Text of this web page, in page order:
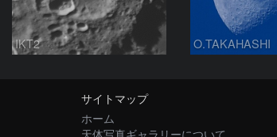
IKT2 O.TAKAHASHI
サイトマップ
ホーム
天体写真ギャラリーについて